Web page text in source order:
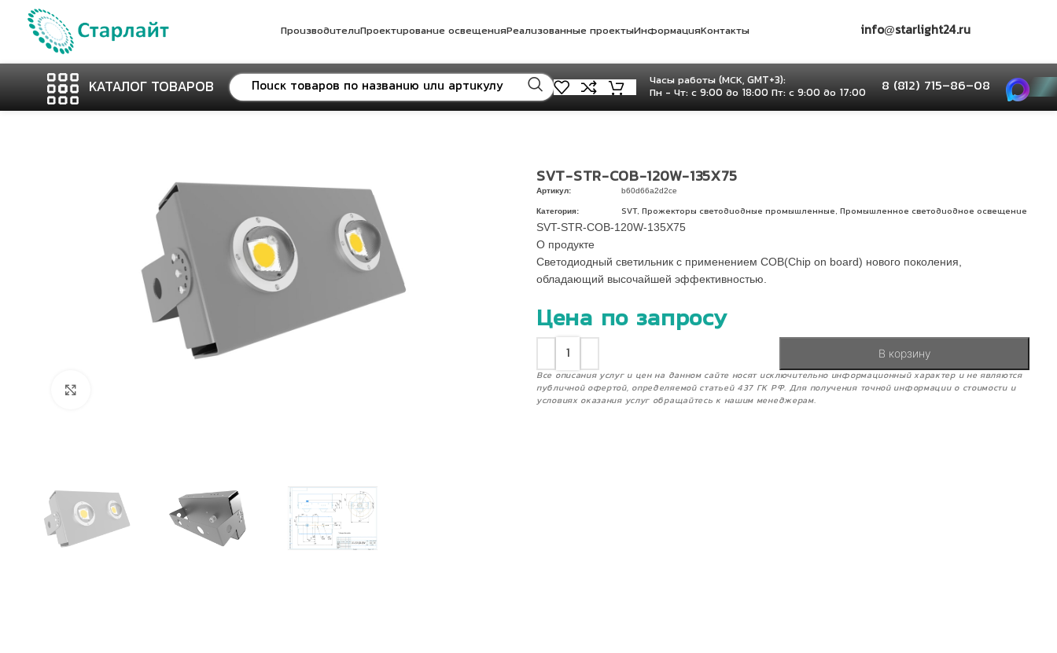
ПроизводителиПроектирование освещенияРеализованные проектыИнформацияКонтакты info@starlight24.ru
КАТАЛОГ ТОВАРОВ
Часы работы (МСК, GMT+3):
Пн - Чт: с 9:00 до 18:00 Пт: с 9:00 до 17:00
8 (812) 715–86–08
SVT-STR-COB-120W-135X75
Артикул: b60d66a2d2ce
Категория: SVT, Прожекторы светодиодные промышленные Промышленное светодиодное освещение
SVT-STR-COB-120W-135X75
О продукте
Светодиодный светильник с применением COB(Chip on board) нового поколения,
обладающий высочайшей эффективностью.
Цена по запросу
В корзину
Все описания услуг и цен на данном сайте носят исключительно информационный характер и не являются
публичной офертой, определяемой статьей 437 ГК РФ. Для получения точной информации о стоимости и
условиях оказания услуг обращайтесь к нашим менеджерам.